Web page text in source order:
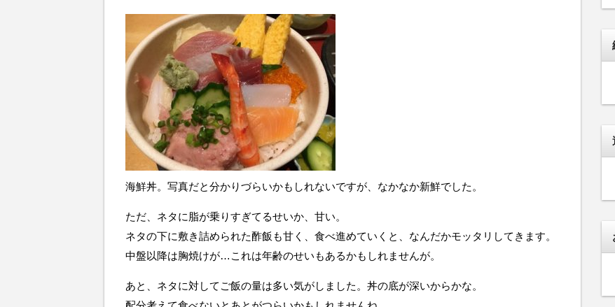
海鮮丼。写真だと分かりづらいかもしれないですが、なかなか新鮮でした。
ただ、ネタに脂が乗りすぎてるせいか、甘い。
ネタの下に敷き詰められた酢飯も甘く、食べ進めていくと、なんだかモッタリしてきます。
中盤以降は胸焼けが…これは年齢のせいもあるかもしれませんが。
あと、ネタに対してご飯の量は多い気がしました。丼の底が深いからかな。